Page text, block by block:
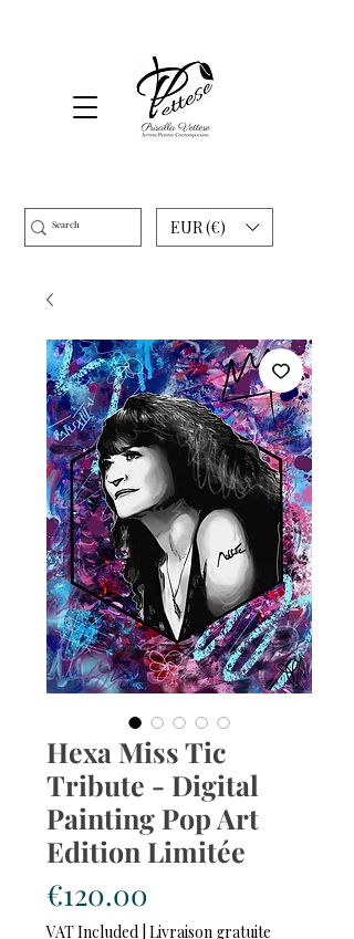
EUR (€)
Hexa Miss Tic
Tribute - Digital
Painting Pop Art
Edition Limitée
€120.00
VAT Included Livraison gratuite